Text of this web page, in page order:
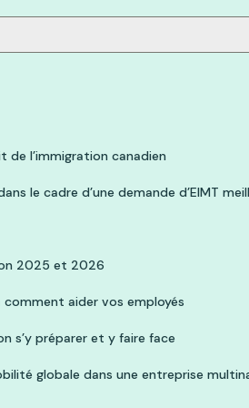
de l’immigration canadien
le cadre d’une demande d’EIMT
2025 et 2026
aider vos employés
s’y préparer et y faire face
globale dans une entreprise